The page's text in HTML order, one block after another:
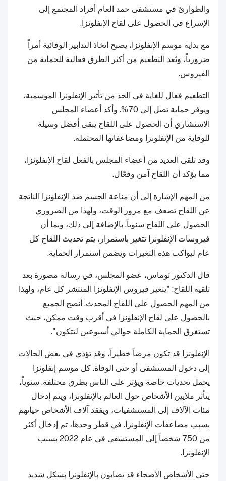
والطوارئ في مستشفى حمد العام أفراد المجتمع إلى
الإسراع في الحصول على لقاح الإنفلونزا.
مع بداية موسم الإنفلونزا، يصبح اتخاذ التدابير الوقائية أمراً
ضرورياً، ويُعد التطعيم من أكثر الطرق فعالية للحماية من
الفيروس.
التطعيم فعال للغاية في الحد من تأثير الإنفلونزا الموسمية،
ويوفر حماية تصل إلى 70%. وأكد أعضاء المجلس
الاستشاري أن الحصول على اللقاح يبقى أفضل وسيلة
للوقاية من الإنفلونزا ومضاعفاتها المحتملة.
وقد تلقى العديد من أعضاء المجلس بالفعل لقاح الإنفلونزا،
مما يؤكد أن اللقاح آمن وفعّال.
من المهم الإشارة إلى أن مناعة الجسم ضد الإنفلونزا الناتجة
عن اللقاح تضعف مع مرور الوقت، ولهذا من الضروري
الحصول على اللقاح سنوياً. بالإضافة إلى ذلك، وبما أن
فيروسات الإنفلونزا تتغير باستمرار، يتم تحديث اللقاح كل
عام ليواكب هذه التغيرات ويضمن استمرار الحماية.
قال الدكتور توماس، عضو المجلس، في رسالة مصورة بعد
تلقيه اللقاح: "يتغير فيروس الإنفلونزا المنتشر كل عام، ولهذا
من المهم الحصول على اللقاح المحدث. أنصح الجميع
بالحصول على لقاح الإنفلونزا في أقرب وقت ممكن، حيث
تستغرق الحماية الكاملة حوالي أسبوعين لتتكون".
الإنفلونزا قد تكون مرضاً خطيراً، وقد تؤدي في بعض الحالات
إلى دخول المستشفى أو حتى الوفاة. كل موسم إنفلونزا
يحمل تحديات خاصة ويؤثر على الناس بطرق مختلفة. سنوياً،
يتأثر ملايين الأشخاص حول العالم بالإنفلونزا، ويتم إدخال
مئات الآلاف إلى المستشفيات، ويفقد آلاف الأشخاص حياتهم
بسبب مضاعفات الإنفلونزا. في قطر وحدها، تم إدخال أكثر
من 750 شخصاً إلى المستشفى في عام 2022 بسبب
الإنفلونزا.
حتى الأشخاص الأصحاء قد يصابون بالإنفلونزا بشكل شديد